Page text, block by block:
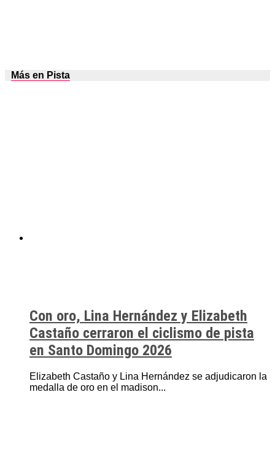
Más en Pista
Con oro, Lina Hernández y Elizabeth
Castaño cerraron el ciclismo de pista
en Santo Domingo 2026
Elizabeth Castaño y Lina Hernández se adjudicaron la
medalla de oro en el madison...